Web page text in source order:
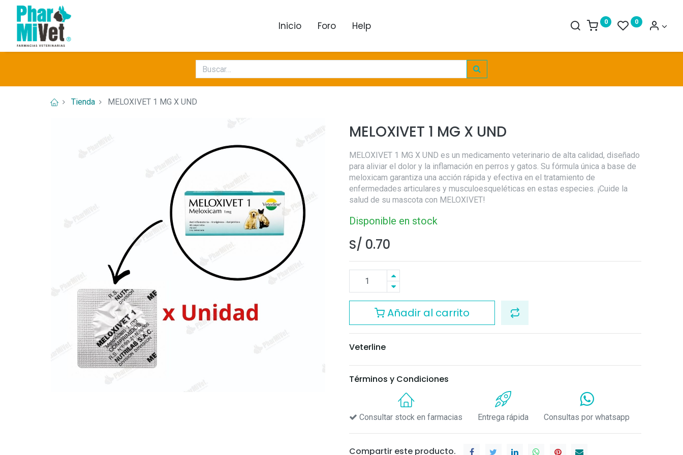
Inicio Foro Help 0 0
Tienda MELOXIVET 1 MG X UND
MELOXIVET 1 MG X UND
MELOXIVET 1 MG X UND es un medicamento veterinario de alta calidad, diseñado
para aliviar el dolor y la inflamación en perros y gatos. Su fórmula única a base de
meloxicam garantiza una acción rápida y efectiva en el tratamiento de
enfermedades articulares y musculoesqueléticas en estas especies. ¡Cuide la
salud de su mascota con MELOXIVET!
Disponible en stock
S/ 0.70
Añadir al carrito
Veterline
Términos y Condiciones
Consultar stock en farmacias Entrega rápida Consultas por whatsapp
Compartir este producto.